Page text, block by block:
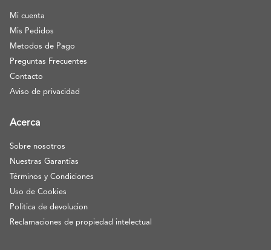
Mi cuenta
Mis Pedidos
Metodos de Pago
Preguntas Frecuentes
Contacto
Aviso de privacidad
Acerca
Sobre nosotros
Nuestras Garantías
Términos y Condiciones
Uso de Cookies
Politica de devolucion
Reclamaciones de propiedad intelectual